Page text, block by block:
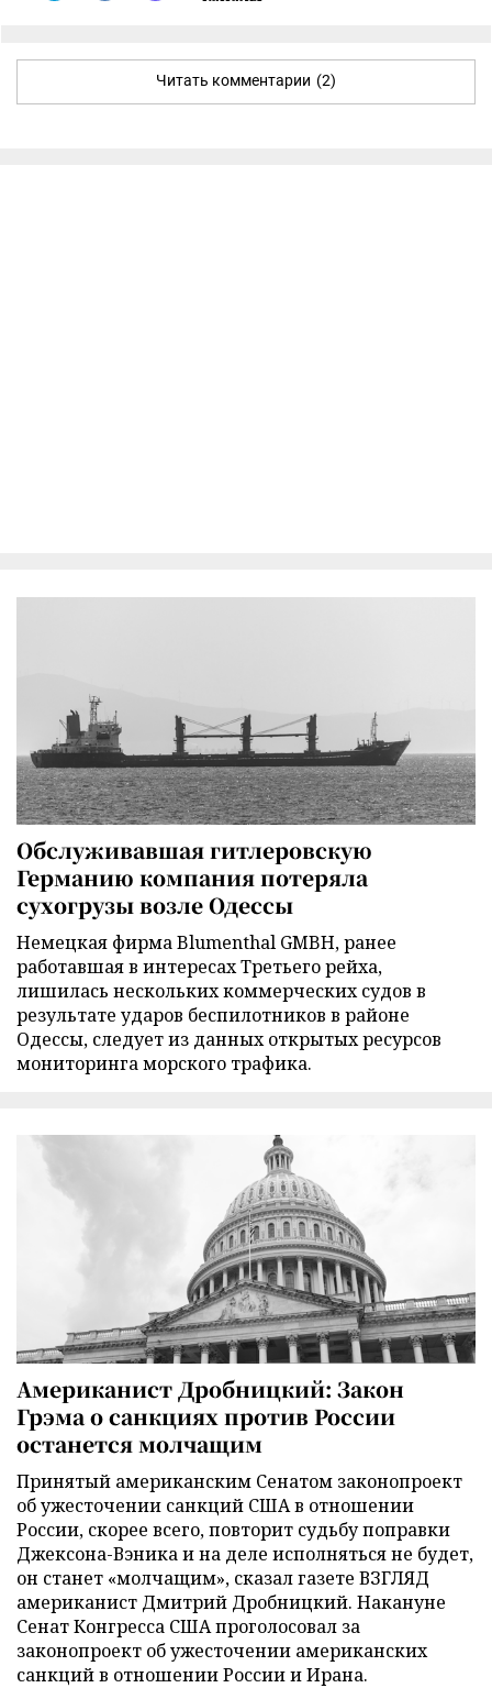
Читать комментарии (2)
Обслуживавшая гитлеровскую
Германию компания потеряла
сухогрузы возле Одессы
Немецкая фирма Blumenthal GMBH, ранее
работавшая в интересах Третьего рейха,
лишилась нескольких коммерческих судов в
результате ударов беспилотников в районе
Одессы, следует из данных открытых ресурсов
мониторинга морского трафика.
Американист Дробницкий: Закон
Грэма о санкциях против России
останется молчащим
Принятый американским Сенатом законопроект
об ужесточении санкций США в отношении
России, скорее всего, повторит судьбу поправки
Джексона-Вэника и на деле исполняться не будет,
он станет «молчащим», сказал газете ВЗГЛЯД
американист Дмитрий Дробницкий. Накануне
Сенат Конгресса США проголосовал за
законопроект об ужесточении американских
санкций в отношении России и Ирана.